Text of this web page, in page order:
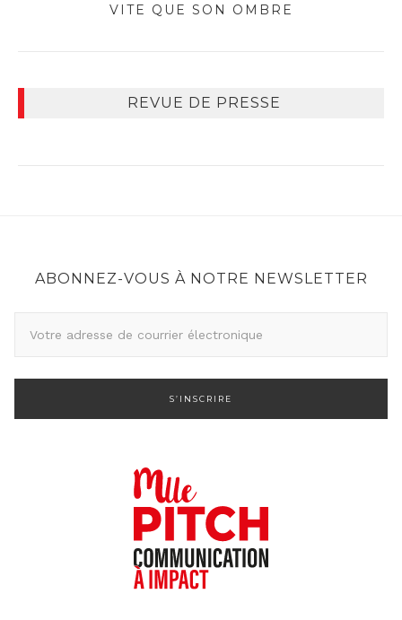
VITE QUE SON OMBRE
REVUE DE PRESSE
ABONNEZ-VOUS À NOTRE NEWSLETTER